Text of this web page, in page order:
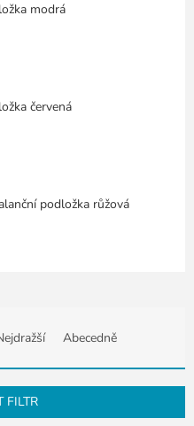
modrá
červená
podložka růžová
Abecedně
FILTR